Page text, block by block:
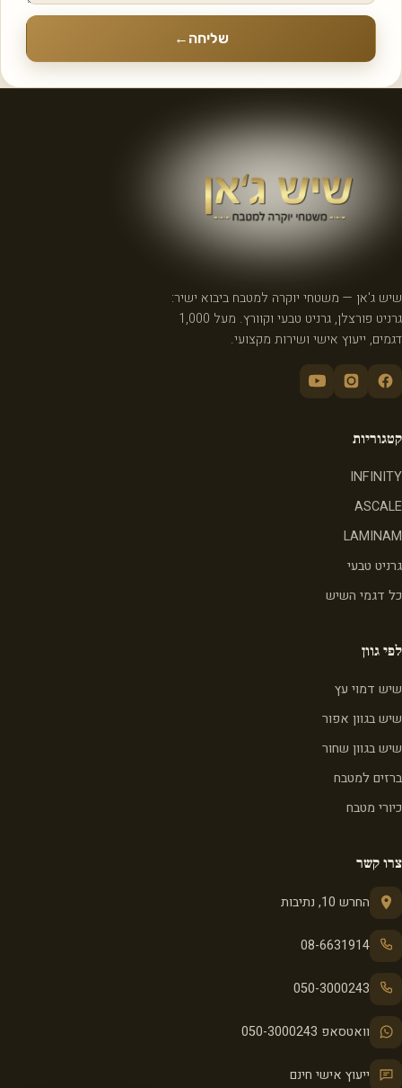
שליחה ←
שיש ג'אן — משטחי יוקרה למטבח ביבוא ישיר:
גרניט פורצלן, גרניט טבעי וקוורץ. מעל 1,000
דגמים, ייעוץ אישי ושירות מקצועי.
קטגוריות
INFINITY
ASCALE
LAMINAM
גרניט טבעי
כל דגמי השיש
לפי גוון
שיש דמוי עץ
שיש בגוון אפור
שיש בגוון שחור
ברזים למטבח
כיורי מטבח
צרו קשר
החרש 10, נתיבות
08-6631914
050-3000243
וואטסאפ 050-3000243
ייעוץ אישי חינם